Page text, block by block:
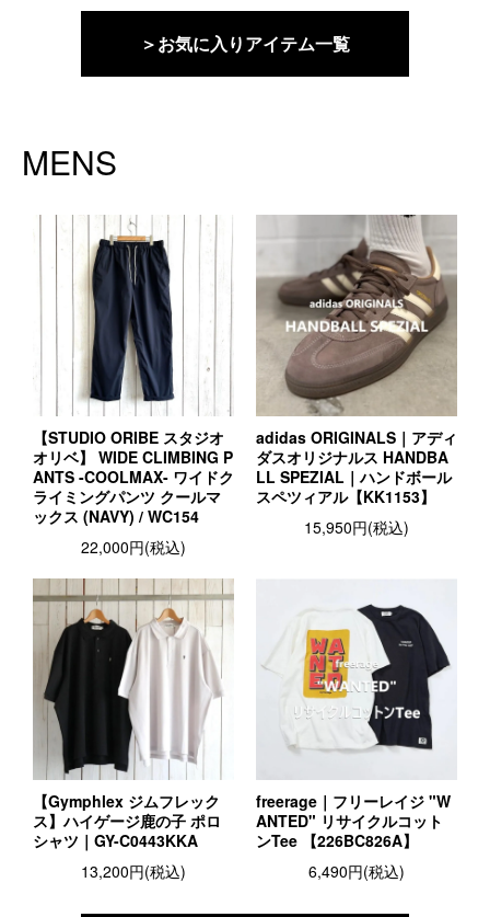
＞お気に入りアイテム一覧
MENS
【STUDIO ORIBE スタジオ
オリベ】 WIDE CLIMBING P
ANTS -COOLMAX- ワイドク
ライミングパンツ クールマ
ックス (NAVY) / WC154
22,000円(税込)
adidas ORIGINALS｜アディ
ダスオリジナルス HANDBA
LL SPEZIAL｜ハンドボール
スペツィアル【KK1153】
15,950円(税込)
【Gymphlex ジムフレック
ス】ハイゲージ鹿の子 ポロ
シャツ｜GY-C0443KKA
13,200円(税込)
freerage｜フリーレイジ "W
ANTED" リサイクルコット
ンTee 【226BC826A】
6,490円(税込)